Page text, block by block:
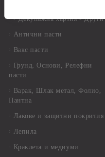
Декупажна хартия - Други
Антични пасти
Вакс пасти
Грунд, Основи, Релефни
пасти
Варак, Шлак метал, Фолио,
Пантна
Лакове и защитни покрития
Лепила
Краклета и медиуми